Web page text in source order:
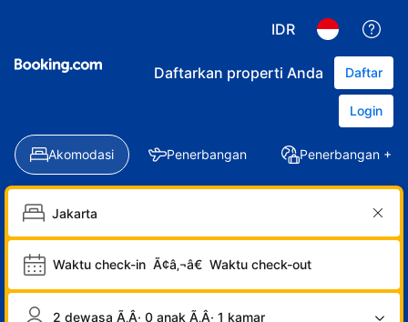
IDR
Daftarkan properti Anda Daftar
Login
Akomodasi Penerbangan Penerbangan +
Waktu check-in Ã¢â‚¬â€ Waktu check-out
2 dewasa Ã‚Â· 0 anak Ã‚Â· 1 kamar